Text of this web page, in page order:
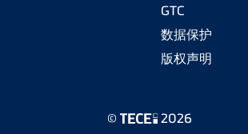
GTC
数据保护
版权声明
© 2026